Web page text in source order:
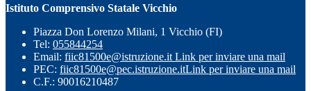
Istituto Comprensivo Statale Vicchio
Piazza Don Lorenzo Milani, 1 Vicchio (FI)
Tel: 055844254
Email: fiic81500e@istruzione.it Link per inviare una mail
PEC: fiic81500e@pec.istruzione.itLink per inviare una mail
C.F.: 90016210487